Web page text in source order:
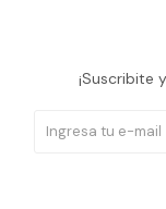
¡Suscribite